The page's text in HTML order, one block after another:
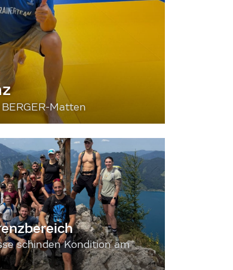
Matten
schinden Kondition am